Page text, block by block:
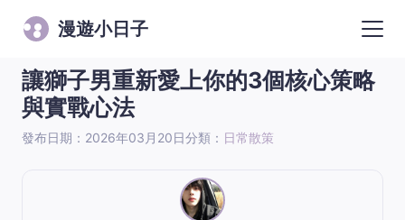
漫遊小日子
讓獅子男重新愛上你的3個核心策略
與實戰心法
發布日期：2026年03月20日分類： 日常散策